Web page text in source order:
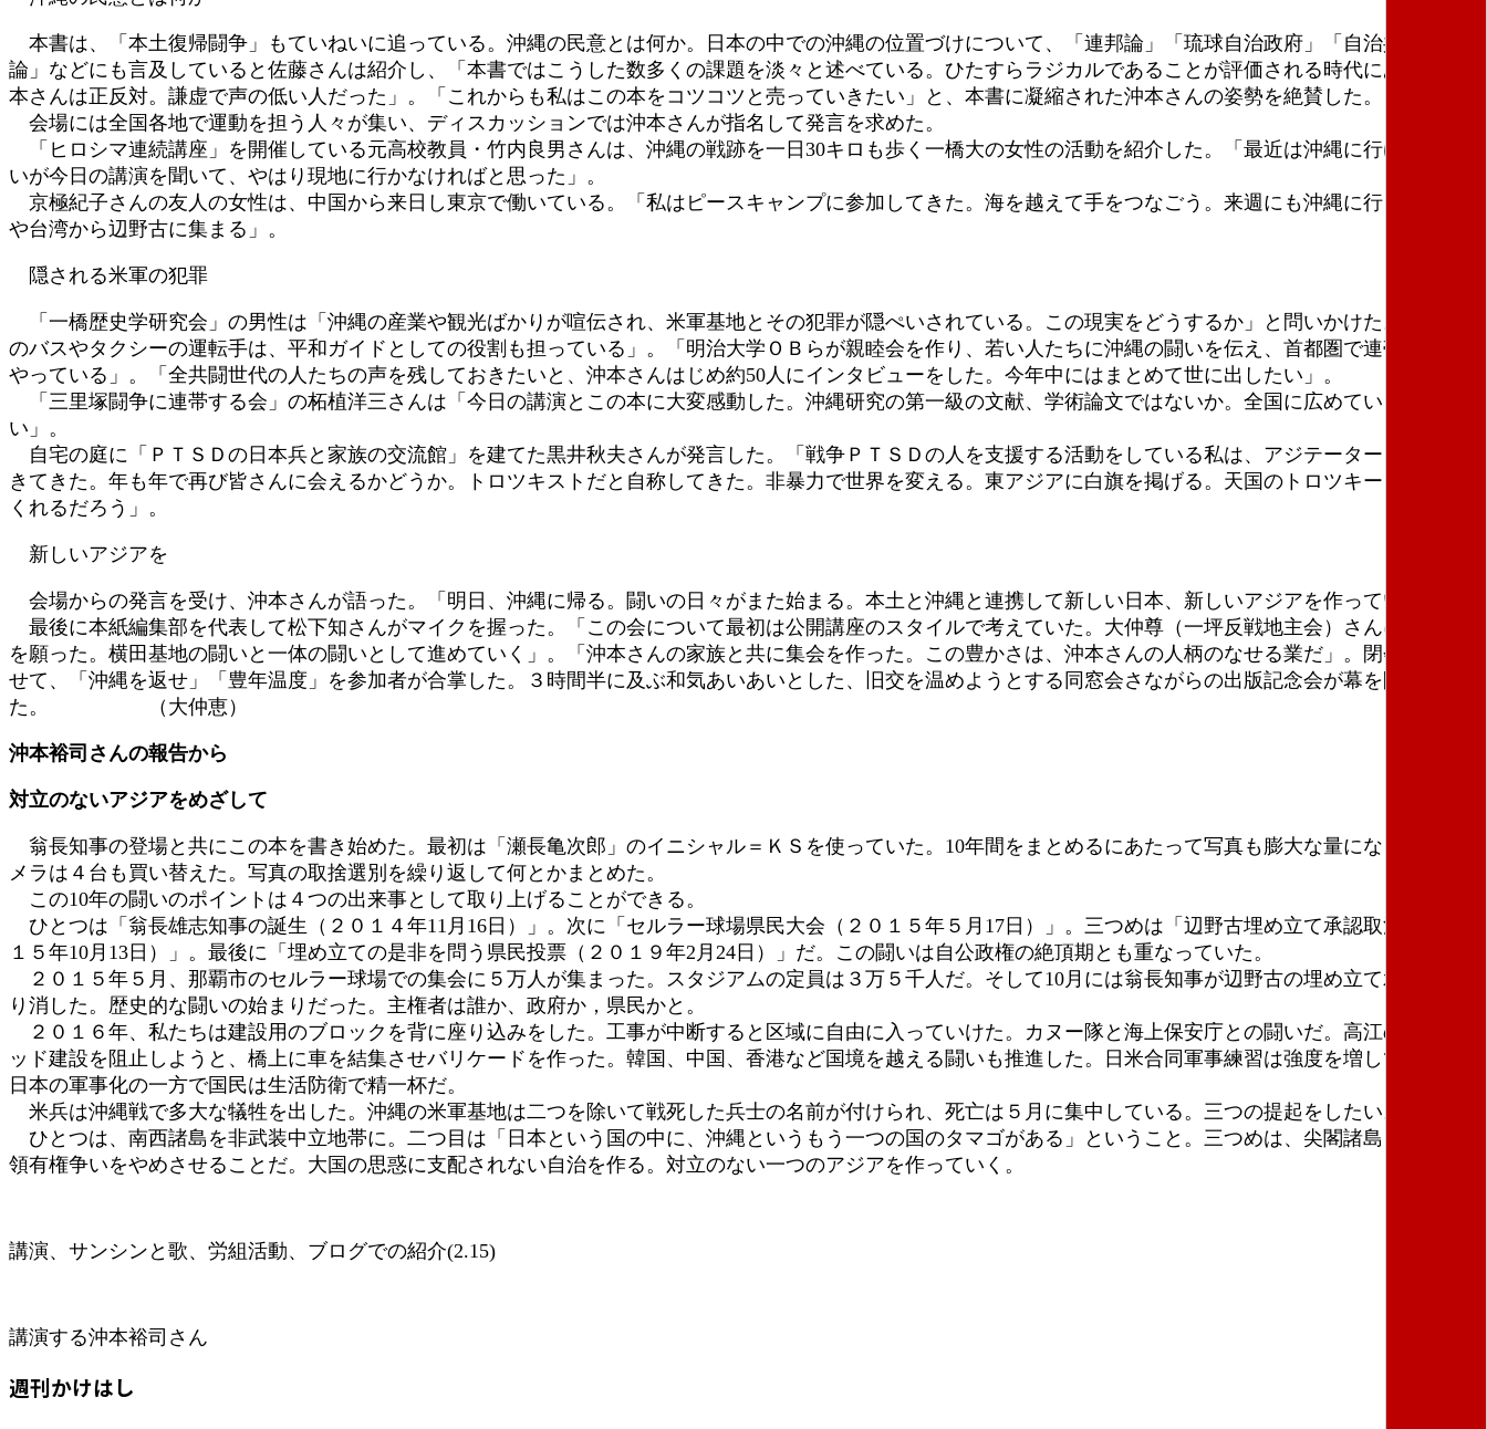
本書は、「本土復帰闘争」もていねいに追っている。沖縄の民意とは何か。日本の中での沖縄の位置づけについて、「連邦論」「琉球自治政府」「自治共和国
論」などにも言及していると佐藤さんは紹介し、「本書ではこうした数多くの課題を淡々と述べている。ひたすらラジカルであることが評価される時代にあって沖
本さんは正反対。謙虚で声の低い人だった」。「これからも私はこの本をコツコツと売っていきたい」と、本書に凝縮された沖本さんの姿勢を絶賛した。
会場には全国各地で運動を担う人々が集い、ディスカッションでは沖本さんが指名して発言を求めた。
「ヒロシマ連続講座」を開催している元高校教員・竹内良男さんは、沖縄の戦跡を一日30キロも歩く一橋大の女性の活動を紹介した。「最近は沖縄に行けていな
いが今日の講演を聞いて、やはり現地に行かなければと思った」。
京極紀子さんの友人の女性は、中国から来日し東京で働いている。「私はピースキャンプに参加してきた。海を越えて手をつなごう。来週にも沖縄に行く。中国
や台湾から辺野古に集まる」。
隠される米軍の犯罪
「一橋歴史学研究会」の男性は「沖縄の産業や観光ばかりが喧伝され、米軍基地とその犯罪が隠ぺいされている。この現実をどうするか」と問いかけた。「現地
のバスやタクシーの運転手は、平和ガイドとしての役割も担っている」。「明治大学ＯＢらが親睦会を作り、若い人たちに沖縄の闘いを伝え、首都圏で連帯運動を
やっている」。「全共闘世代の人たちの声を残しておきたいと、沖本さんはじめ約50人にインタビューをした。今年中にはまとめて世に出したい」。
「三里塚闘争に連帯する会」の柘植洋三さんは「今日の講演とこの本に大変感動した。沖縄研究の第一級の文献、学術論文ではないか。全国に広めていきた
い」。
自宅の庭に「ＰＴＳＤの日本兵と家族の交流館」を建てた黒井秋夫さんが発言した。「戦争ＰＴＳＤの人を支援する活動をしている私は、アジテーターとして生
きてきた。年も年で再び皆さんに会えるかどうか。トロツキストだと自称してきた。非暴力で世界を変える。東アジアに白旗を掲げる。天国のトロツキーも褒めて
くれるだろう」。
新しいアジアを
会場からの発言を受け、沖本さんが語った。「明日、沖縄に帰る。闘いの日々がまた始まる。本土と沖縄と連携して新しい日本、新しいアジアを作っていく」。
最後に本紙編集部を代表して松下知さんがマイクを握った。「この会について最初は公開講座のスタイルで考えていた。大仲尊（一坪反戦地主会）さんにも参加
を願った。横田基地の闘いと一体の闘いとして進めていく」。「沖本さんの家族と共に集会を作った。この豊かさは、沖本さんの人柄のなせる業だ」。閉会に合わ
せて、「沖縄を返せ」「豊年温度」を参加者が合掌した。３時間半に及ぶ和気あいあいとした、旧交を温めようとする同窓会さながらの出版記念会が幕を閉じ
た。 （大仲恵）
沖本裕司さんの報告から
対立のないアジアをめざして
翁長知事の登場と共にこの本を書き始めた。最初は「瀬長亀次郎」のイニシャル＝ＫＳを使っていた。10年間をまとめるにあたって写真も膨大な量になった。カ
メラは４台も買い替えた。写真の取捨選別を繰り返して何とかまとめた。
この10年の闘いのポイントは４つの出来事として取り上げることができる。
ひとつは「翁長雄志知事の誕生（２０１４年11月16日）」。次に「セルラー球場県民大会（２０１５年５月17日）」。三つめは「辺野古埋め立て承認取消（２０
１５年10月13日）」。最後に「埋め立ての是非を問う県民投票（２０１９年2月24日）」だ。この闘いは自公政権の絶頂期とも重なっていた。
２０１５年５月、那覇市のセルラー球場での集会に５万人が集まった。スタジアムの定員は３万５千人だ。そして10月には翁長知事が辺野古の埋め立て承認を取
り消した。歴史的な闘いの始まりだった。主権者は誰か、政府か，県民かと。
２０１６年、私たちは建設用のブロックを背に座り込みをした。工事が中断すると区域に自由に入っていけた。カヌー隊と海上保安庁との闘いだ。高江のヘリパ
ッド建設を阻止しようと、橋上に車を結集させバリケードを作った。韓国、中国、香港など国境を越える闘いも推進した。日米合同軍事練習は強度を増している。
日本の軍事化の一方で国民は生活防衛で精一杯だ。
米兵は沖縄戦で多大な犠牲を出した。沖縄の米軍基地は二つを除いて戦死した兵士の名前が付けられ、死亡は５月に集中している。三つの提起をしたい。
ひとつは、南西諸島を非武装中立地帯に。二つ目は「日本という国の中に、沖縄というもう一つの国のタマゴがある」ということ。三つめは、尖閣諸島をめぐる
領有権争いをやめさせることだ。大国の思惑に支配されない自治を作る。対立のない一つのアジアを作っていく。
講演、サンシンと歌、労組活動、ブログでの紹介(2.15)
講演する沖本裕司さん
週刊かけはし